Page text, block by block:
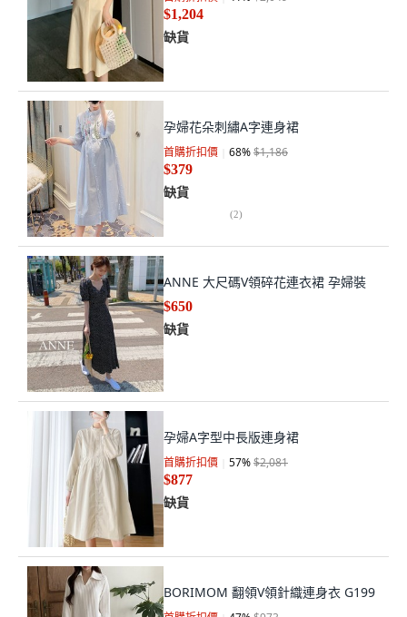
$1,204
缺貨
孕婦花朵刺繡A字連身裙
首購折扣價 68%$1,186
$379
缺貨
(2)
ANNE 大尺碼V領碎花連衣裙 孕婦裝
$650
缺貨
孕婦A字型中長版連身裙
首購折扣價 57%$2,081
$877
缺貨
BORIMOM 翻領V領針織連身衣 G199